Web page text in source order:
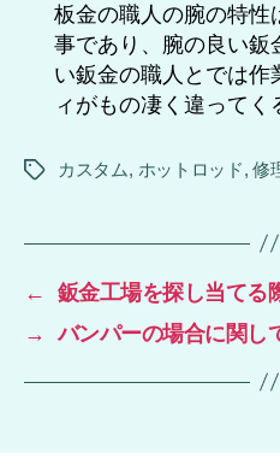
板金の職人の腕の特性
事であり、腕の良い鈑
い鈑金の職人とでは作
ィがもの凄く違ってく
タ
カスタム, ホットロッド,修
←
鈑金工場を探し当てる
→
バンパーの場合に関し